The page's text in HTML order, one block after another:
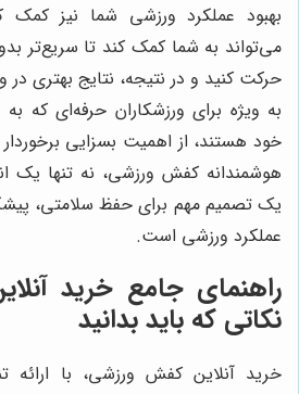
بهبود عملکرد ورزشی شما نیز
می‌تواند به شما کمک کند تا سریع‌تر
حرکت کنید و در نتیجه، نتایج بهتری
به ویژه برای ورزشکاران حرفه‌ای که به
خود هستند، از اهمیت بسزایی
هوشمندانه کفش ورزشی، نه تنها یک
یک تصمیم مهم برای حفظ سلامتی،
عملکرد ورزشی است.
راهنمای جامع خرید
نکاتی که باید بدانید
خرید آنلاین کفش ورزشی، با ارائه